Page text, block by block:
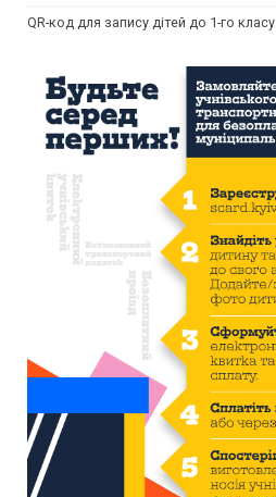
QR-код для запису дітей до 1-го класу